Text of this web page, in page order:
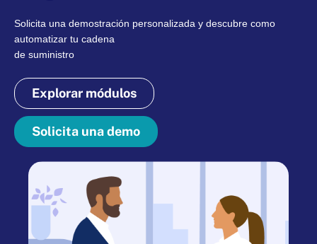
Solicita una demostración personalizada y descubre como
automatizar tu cadena
de suministro
Explorar módulos
Solicita una demo